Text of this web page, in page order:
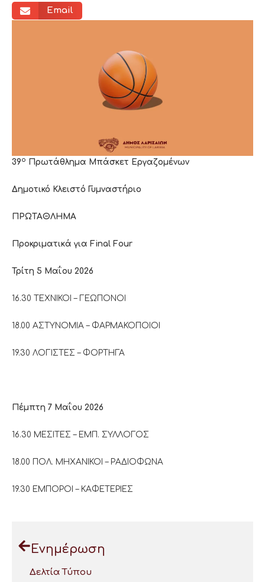
Email
39ο Πρωτάθλημα Μπάσκετ Εργαζομένων
Δημοτικό Κλειστό Γυμναστήριο
ΠΡΩΤΑΘΛΗΜΑ
Προκριματικά για Final Four
Τρίτη 5 Μαΐου 2026
16.30 ΤΕΧΝΙΚΟΙ – ΓΕΩΠΟΝΟΙ
18.00 ΑΣΤΥΝΟΜΙΑ – ΦΑΡΜΑΚΟΠΟΙΟΙ
19.30 ΛΟΓΙΣΤΕΣ – ΦΟΡΤΗΓΑ
Πέμπτη 7 Μαΐου 2026
16.30 ΜΕΣΙΤΕΣ – ΕΜΠ. ΣΥΛΛΟΓΟΣ
18.00 ΠΟΛ. ΜΗΧΑΝΙΚΟΙ – ΡΑΔΙΟΦΩΝΑ
19.30 ΕΜΠΟΡΟΙ – ΚΑΦΕΤΕΡΙΕΣ
Ενημέρωση
Δελτία Τύπου